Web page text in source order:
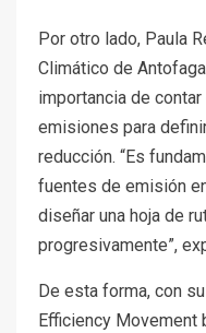
Por otro lado, Paula
Climático de
importancia de
emisiones para
reducción. “Es
fuentes de emisión
diseñar una hoja de
progresivamente”,
De esta forma, con
Efficiency Movement